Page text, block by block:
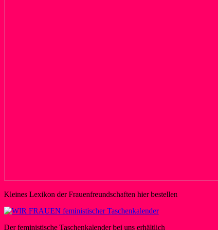
Kleines Lexikon der Frauenfreundschaften hier bestellen
Der feministische Taschenkalender bei uns erhältlich